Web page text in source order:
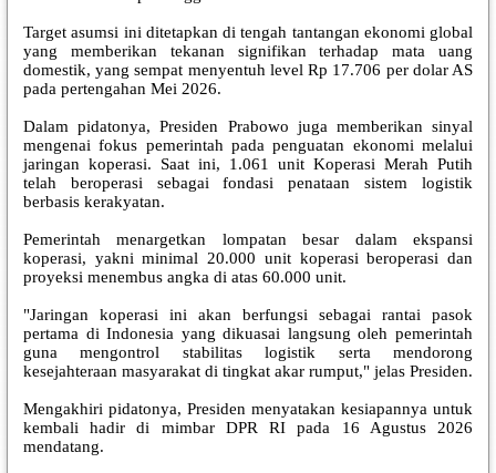
Target asumsi ini ditetapkan di tengah tantangan ekonomi global
yang memberikan tekanan signifikan terhadap mata uang
domestik, yang sempat menyentuh level Rp 17.706 per dolar AS
pada pertengahan Mei 2026.
Dalam pidatonya, Presiden Prabowo juga memberikan sinyal
mengenai fokus pemerintah pada penguatan ekonomi melalui
jaringan koperasi. Saat ini, 1.061 unit Koperasi Merah Putih
telah beroperasi sebagai fondasi penataan sistem logistik
berbasis kerakyatan.
Pemerintah menargetkan lompatan besar dalam ekspansi
koperasi, yakni minimal 20.000 unit koperasi beroperasi dan
proyeksi menembus angka di atas 60.000 unit.
"Jaringan koperasi ini akan berfungsi sebagai rantai pasok
pertama di Indonesia yang dikuasai langsung oleh pemerintah
guna mengontrol stabilitas logistik serta mendorong
kesejahteraan masyarakat di tingkat akar rumput," jelas Presiden.
Mengakhiri pidatonya, Presiden menyatakan kesiapannya untuk
kembali hadir di mimbar DPR RI pada 16 Agustus 2026
mendatang.